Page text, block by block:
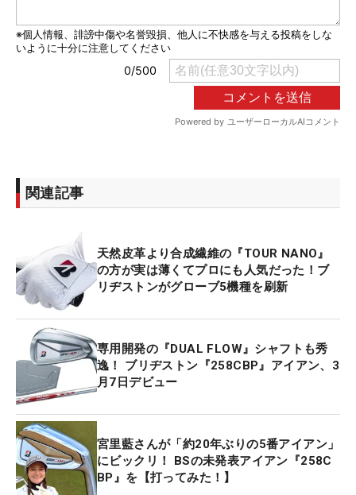
関連記事
天然皮革より合成繊維の『TOUR NANO』
の方が実は薄くてプロにも人気だった！ブ
リヂストンがグローブ5機種を刷新
専用開発の『DUAL FLOW』シャフトも秀
逸！ ブリヂストン『258CBP』アイアン、3
月7日デビュー
宮里藍さんが「約20年ぶりの5番アイアン」
にビックリ！ BSの未発表アイアン『258C
BP』を【打ってみた！】